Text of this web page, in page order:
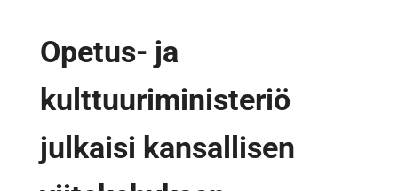
Opetus- ja
kulttuuriministeriö
julkaisi kansallisen